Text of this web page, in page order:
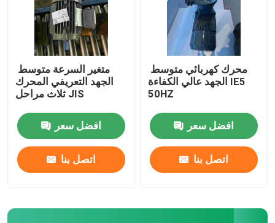
متغير السرعة متوسط ​​
الجهد التعريفي المحرك
ثلاث مراحل JIS
افضل سعر
اتصل بنا
محرك كهربائي متوسط ​​
الجهد عالي الكفاءة IE5
50HZ
افضل سعر
اتصل بنا